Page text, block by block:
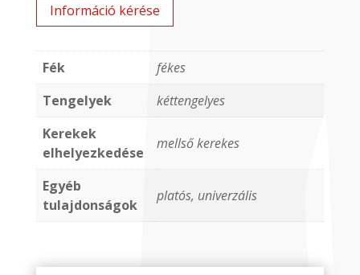
Információ kérése
Fék
fékes
Tengelyek
kéttengelyes
Kerekek
elhelyezkedése
mellső kerekes
Egyéb
tulajdonságok
platós, univerzális